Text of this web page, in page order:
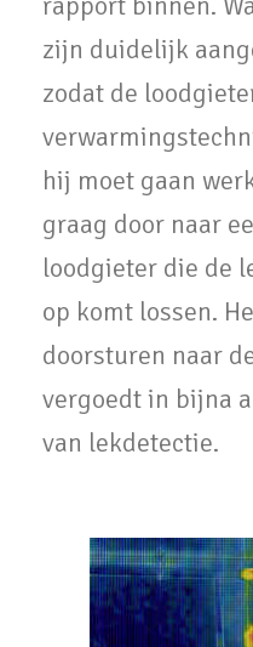
zijn duidelijk
zodat de
hij moet gaan
graag door naar
loodgieter die de
op komt lossen.
doorsturen naar
vergoedt in bijna
van lekdetectie.